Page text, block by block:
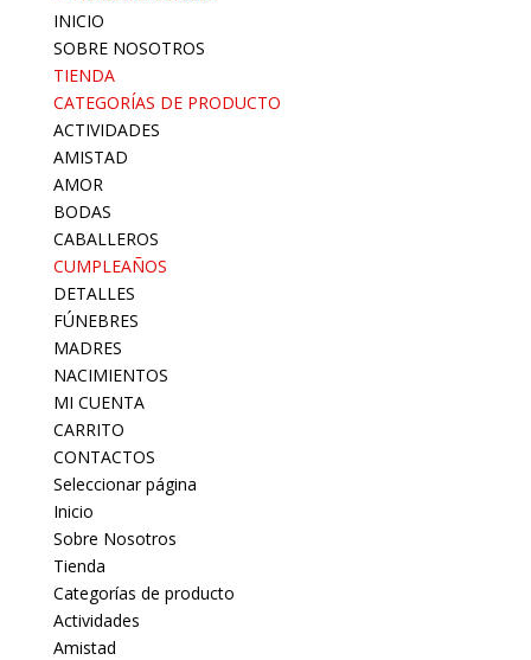
INICIO
SOBRE NOSOTROS
TIENDA
CATEGORÍAS DE PRODUCTO
ACTIVIDADES
AMISTAD
AMOR
BODAS
CABALLEROS
CUMPLEAÑOS
DETALLES
FÚNEBRES
MADRES
NACIMIENTOS
MI CUENTA
CARRITO
CONTACTOS
Seleccionar página
Inicio
Sobre Nosotros
Tienda
Categorías de producto
Actividades
Amistad